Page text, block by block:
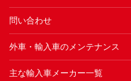
問い合わせ
外車・輸入車のメンテナンス
主な輸入車メーカー一覧